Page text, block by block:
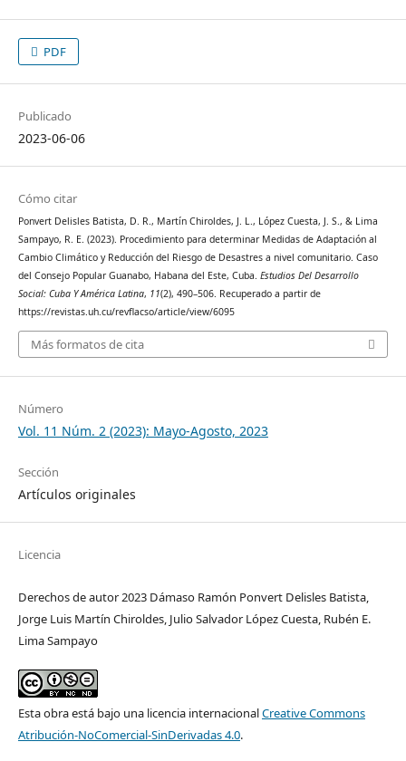
PDF
Publicado
2023-06-06
Cómo citar
Ponvert Delisles Batista, D. R., Martín Chiroldes, J. L., López Cuesta, J. S., & Lima
Sampayo, R. E. (2023). Procedimiento para determinar Medidas de Adaptación al
Cambio Climático y Reducción del Riesgo de Desastres a nivel comunitario. Caso
del Consejo Popular Guanabo, Habana del Este, Cuba. Estudios Del Desarrollo
Social: Cuba Y América Latina, 11(2), 490–506. Recuperado a partir de
https://revistas.uh.cu/revflacso/article/view/6095
Más formatos de cita
Número
Vol. 11 Núm. 2 (2023): Mayo-Agosto, 2023
Sección
Artículos originales
Licencia
Derechos de autor 2023 Dámaso Ramón Ponvert Delisles Batista,
Jorge Luis Martín Chiroldes, Julio Salvador López Cuesta, Rubén E.
Lima Sampayo
Esta obra está bajo una licencia internacionalCreative Commons
Atribución-NoComercial-SinDerivadas 4.0.